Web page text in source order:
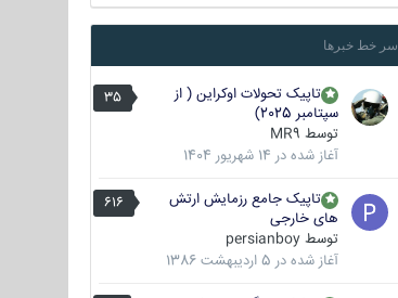
سر خط خبرها
35
تاپیک تحولات اوکراین ( از
سپتامبر 2025)
توسط MR9
آغاز شده در 14 شهریور 1404
616
تاپیک جامع رزمایش ارتش
های خارجی
توسط persianboy
آغاز شده در 5 اردیبهشت 1386